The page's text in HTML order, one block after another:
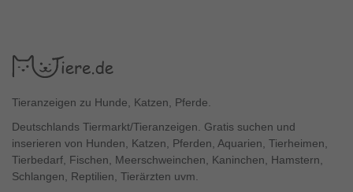
Tieranzeigen zu Hunde, Katzen, Pferde.
Deutschlands Tiermarkt/Tieranzeigen. Gratis suchen und
inserieren von Hunden, Katzen, Pferden, Aquarien, Tierheimen,
Tierbedarf, Fischen, Meerschweinchen, Kaninchen, Hamstern,
Schlangen, Reptilien, Tierärzten uvm.